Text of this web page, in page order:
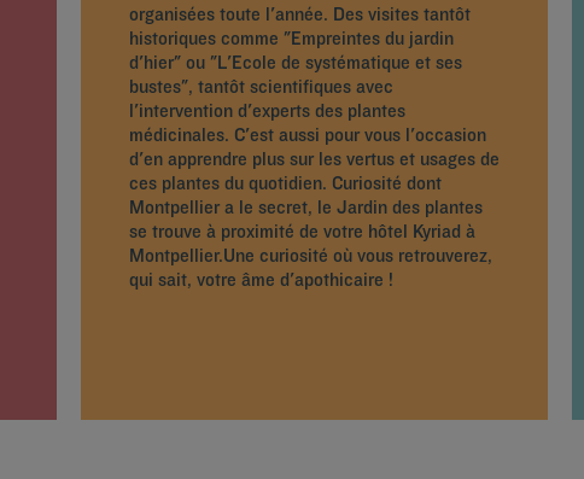
organisées toute l'année. Des visites tantôt
historiques comme "Empreintes du jardin
d'hier" ou "L'Ecole de systématique et ses
bustes", tantôt scientifiques avec
l'intervention d'experts des plantes
médicinales. C'est aussi pour vous l'occasion
d'en apprendre plus sur les vertus et usages de
ces plantes du quotidien. Curiosité dont
Montpellier a le secret, le Jardin des plantes
se trouve à proximité de votre hôtel Kyriad à
Montpellier.Une curiosité où vous retrouverez,
qui sait, votre âme d'apothicaire !